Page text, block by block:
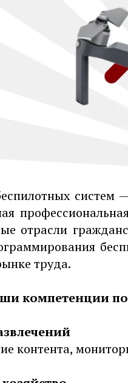
систем
отрасли
труда.
компетенции
контента,